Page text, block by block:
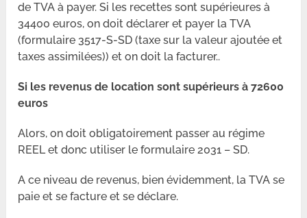
de TVA à payer. Si les recettes sont supérieures à
34400 euros, on doit déclarer et payer la TVA
(formulaire 3517-S-SD (taxe sur la valeur ajoutée et
taxes assimilées)) et on doit la facturer..
Si les revenus de location sont supérieurs à 72600
euros
Alors, on doit obligatoirement passer au régime
REEL et donc utiliser le formulaire 2031 – SD.
A ce niveau de revenus, bien évidemment, la TVA se
paie et se facture et se déclare.